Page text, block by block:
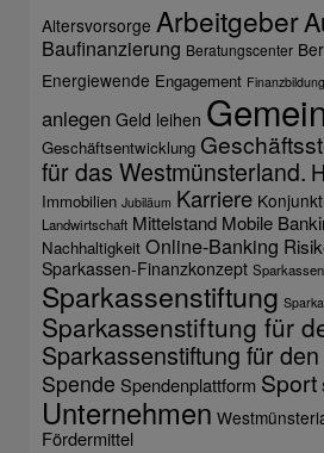
Altersvorsorge Arbeitgeber
Baufinanzierung Beratungscenter
Energiewende Engagement Finanzbildung
anlegen Geld leihen
Geschäftsentwicklung
für das Westmünsterland.
Immobilien Jubiläum Karriere
Landwirtschaft Mittelstand Mobile
Nachhaltigkeit Online-Banking
Sparkassen-Finanzkonzept
Sparkassenstiftung
Sparkassenstiftung für
Sparkassenstiftung für
Spende Spendenplattform Sport
Unternehmen
Fördermittel